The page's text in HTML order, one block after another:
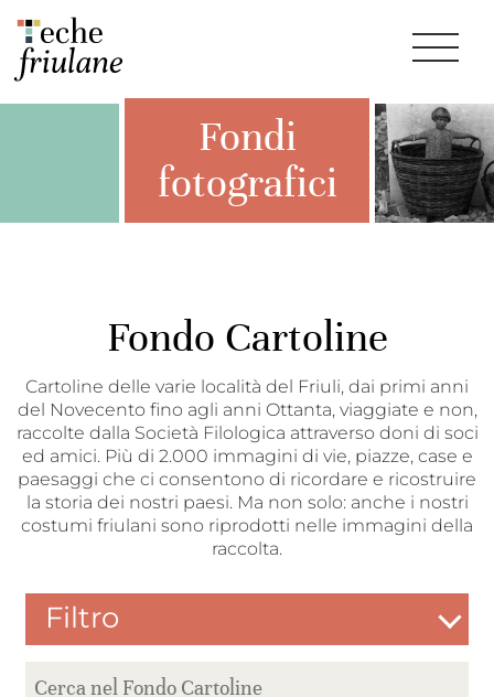
Fondi
fotografici
Fondo Cartoline
Cartoline delle varie località del Friuli, dai primi anni
del Novecento fino agli anni Ottanta, viaggiate e non,
raccolte dalla Società Filologica attraverso doni di soci
ed amici. Più di 2.000 immagini di vie, piazze, case e
paesaggi che ci consentono di ricordare e ricostruire
la storia dei nostri paesi. Ma non solo: anche i nostri
costumi friulani sono riprodotti nelle immagini della
raccolta.
Filtro